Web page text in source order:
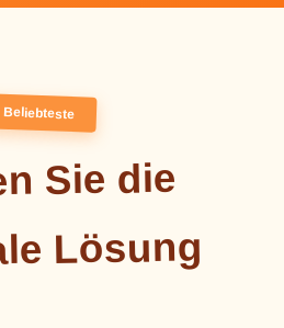
Beliebteste
Sie die
Lösung